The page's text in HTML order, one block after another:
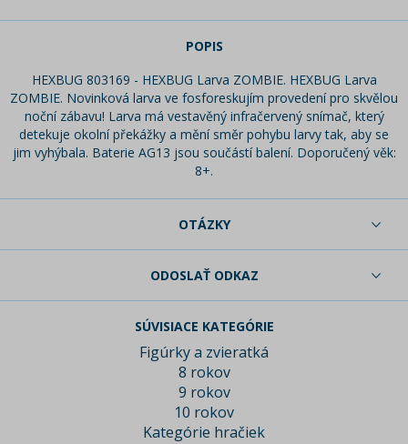
POPIS
HEXBUG 803169 - HEXBUG Larva ZOMBIE. HEXBUG Larva
ZOMBIE. Novinková larva ve fosforeskujím provedení pro skvělou
noční zábavu! Larva má vestavěný infračervený snímač, který
detekuje okolní překážky a mění směr pohybu larvy tak, aby se
jim vyhýbala. Baterie AG13 jsou součástí balení. Doporučený věk:
8+.
OTÁZKY
ODOSLAŤ ODKAZ
SÚVISIACE KATEGÓRIE
Figúrky a zvieratká
8 rokov
9 rokov
10 rokov
Kategórie hračiek